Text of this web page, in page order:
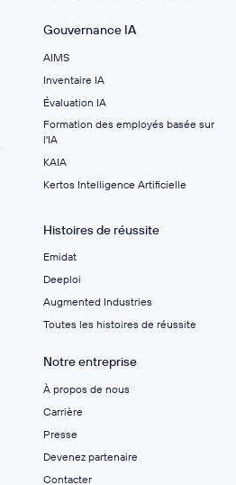
Gouvernance IA
AIMS
Inventaire IA
Évaluation IA
Formation des employés basée sur
l'IA
KAIA
Kertos Intelligence Artificielle
Histoires de réussite
Emidat
Deeploi
Augmented Industries
Toutes les histoires de réussite
Notre entreprise
À propos de nous
Carrière
Presse
Devenez partenaire
Contacter